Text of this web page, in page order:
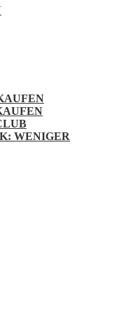
WENIGER